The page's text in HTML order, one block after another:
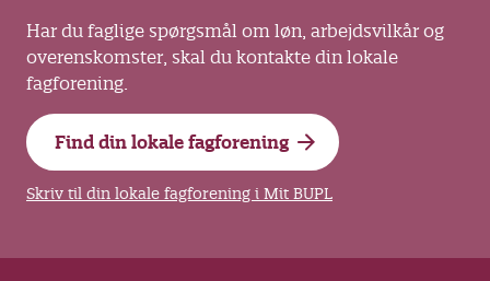
Har du faglige spørgsmål om løn, arbejdsvilkår og
overenskomster, skal du kontakte din lokale
fagforening.
Find din lokale fagforening
Skriv til din lokale fagforening i Mit BUPL